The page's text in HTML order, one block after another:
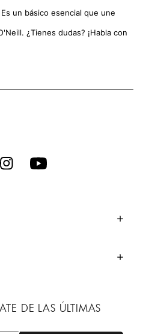
un básico esencial que une
¿Tienes dudas? ¡Habla con
DE LAS ÚLTIMAS